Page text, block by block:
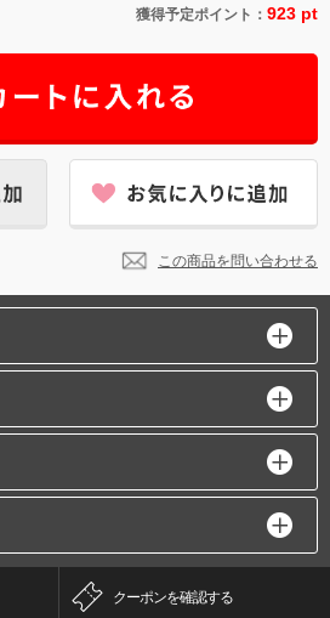
獲得予定ポイント： 923 pt
この商品を問い合わせる
クーポンを確認する